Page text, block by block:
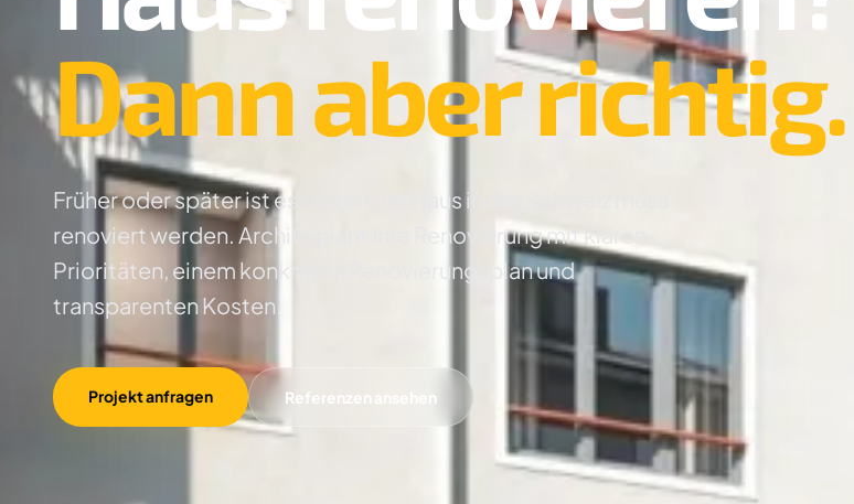
Dann aber richtig.
Früher oder später ist es soweit: Ihr Haus in der Schweiz muss
renoviert werden. Archify plant Ihre Renovierung mit klaren
Prioritäten, einem konkreten Renovierungsplan und
transparenten Kosten.
Projekt anfragen Referenzen ansehen